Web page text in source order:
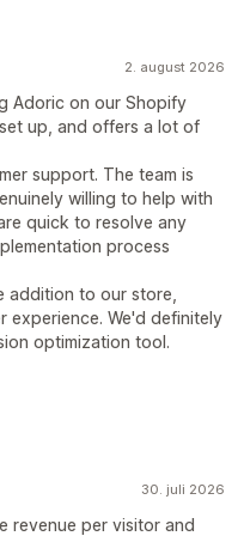
2. august 2026
Adoric on our Shopify
up, and offers a lot of
support. The team is
willing to help with
quick to resolve any
process
addition to our store,
experience. We'd definitely
optimization tool.
30. juli 2026
revenue per visitor and